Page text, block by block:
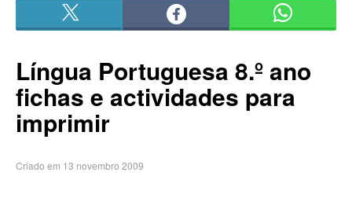
Língua Portuguesa 8.º ano
fichas e actividades para
imprimir
Criado em 13 novembro 2009